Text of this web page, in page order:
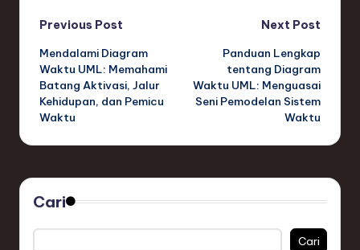
Post
navigation
Previous Post
Mendalami Diagram
Waktu UML: Memahami
Batang Aktivasi, Jalur
Kehidupan, dan Pemicu
Waktu
Next Post
Panduan Lengkap
tentang Diagram
Waktu UML: Menguasai
Seni Pemodelan Sistem
Waktu
Cari
Cari